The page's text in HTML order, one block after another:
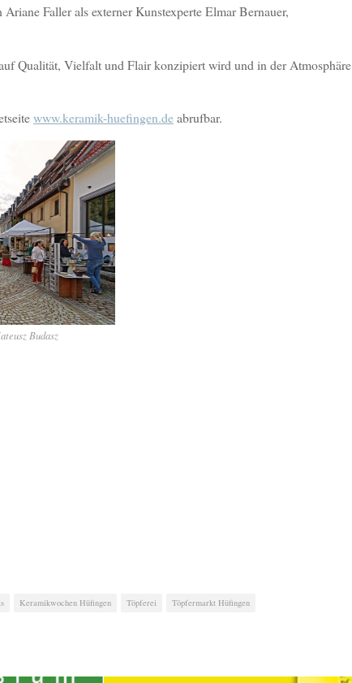
Faller als externer Kunstexperte Elmar Bernauer,
Qualität, Vielfalt und Flair konzipiert wird und in der Atmosphäre
www.keramik-huefingen.deabrufbar.
Budasz
Keramikwochen Hüfingen Töpferei Töpfermarkt Hüfingen